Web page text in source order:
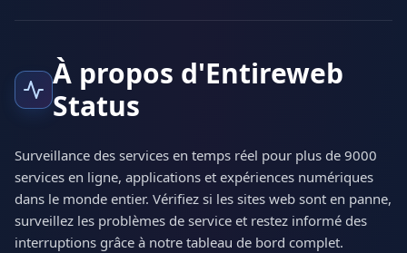
À propos d'Entireweb
Status
Surveillance des services en temps réel pour plus de 9000
services en ligne, applications et expériences numériques
dans le monde entier. Vérifiez si les sites web sont en panne,
surveillez les problèmes de service et restez informé des
interruptions grâce à notre tableau de bord complet.